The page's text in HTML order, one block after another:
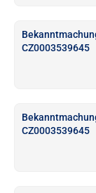
CZ0003539645
CZ0003539645